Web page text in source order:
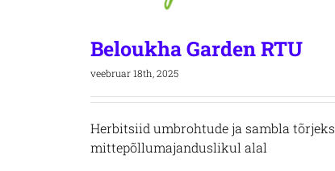
Beloukha Garden RTU
veebruar 18th, 2025
Herbitsiid umbrohtude ja sambla tõrjeks
mittepõllumajanduslikul alal